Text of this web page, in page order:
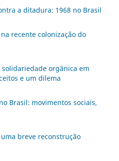
a ditadura: 1968 no Brasil
recente colonização do
orgânica em
e um dilema
Brasil: movimentos sociais,
breve reconstrução